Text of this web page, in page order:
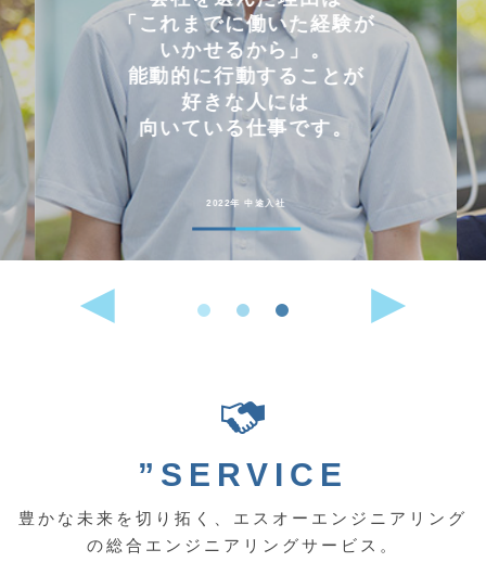
「これまでに働いた経験が
いかせるから」。
能動的に行動することが
好きな人には
向いている仕事です。
2022年 中途入社
”SERVICE
豊かな未来を切り拓く、エスオーエンジニアリング
の総合エンジニアリングサービス。